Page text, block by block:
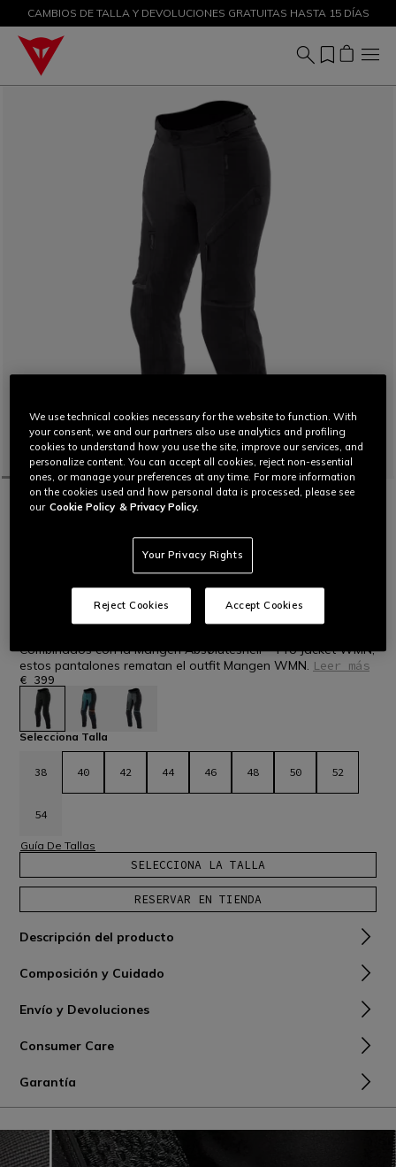
DESCUENTOS DE HASTA EL 50 % – ¡COMPRA AHORA
CAMBIOS DE TALLA Y DEVOLUCIONES GRATUITAS HASTA 15 DÍAS
INICIO MOTO MUJER PANTALONES IMPERMEABLES
MANGEN ABSØLUTESHELL™ PRO -
PANTALONES MOTO TOURING MUJER
Pantalones de moto para mujer confeccionados en tejido
elástico Mugello diseñados para trayectos de larga distancia
tanto por carretera como por caminos de tierra. Ergonómicos
y funcionales, con una estructura laminada que les otorga
Combinados con la Mangen Absøluteshell™ Pro Jacket WMN,
estos pantalones rematan el outfit Mangen WMN. Leer más
€ 399
seleccionado
Selecciona Talla
38 40 42 44 46 48 50 52
54
Guía De Tallas
SELECCIONA LA TALLA
RESERVAR EN TIENDA
Descripción del producto
Composición y Cuidado
Envío y Devoluciones
Consumer Care
Garantía
We use technical cookies necessary for the website to function. With
your consent, we and our partners also use analytics and profiling
cookies to understand how you use the site, improve our services, and
personalize content. You can accept all cookies, reject non-essential
ones, or manage your preferences at any time. For more information
on the cookies used and how personal data is processed, please see
our Cookie Policy & Privacy Policy.
Your Privacy Rights
Reject Cookies Accept Cookies